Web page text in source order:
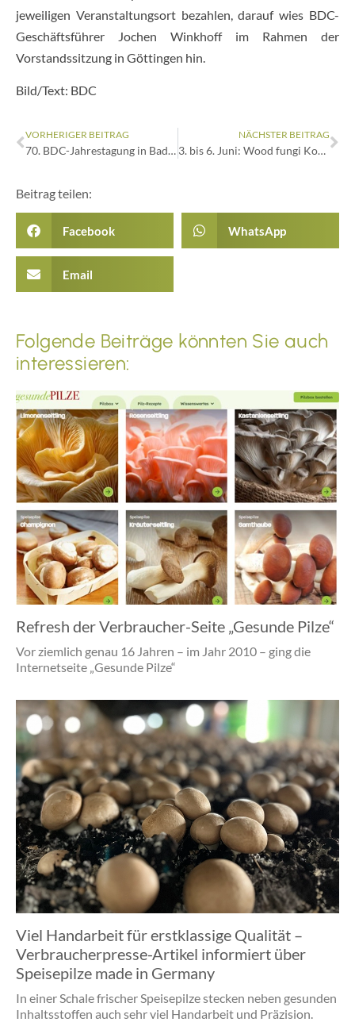
jeweiligen Veranstaltungsort bezahlen, darauf wies BDC-
Geschäftsführer Jochen Winkhoff im Rahmen der
Vorstandssitzung in Göttingen hin.
Bild/Text: BDC
VORHERIGER BEITRAG
70. BDC-Jahrestagung in Bad Zwischenahn
NÄCHSTER BEITRAG
3. bis 6. Juni: Wood fungi Konferenz in Gent
Beitrag teilen:
Facebook WhatsApp
Email
Folgende Beiträge könnten Sie auch
interessieren:
Refresh der Verbraucher-Seite „Gesunde Pilze“
Vor ziemlich genau 16 Jahren – im Jahr 2010 – ging die
Internetseite „Gesunde Pilze“
Viel Handarbeit für erstklassige Qualität –
Verbraucherpresse-Artikel informiert über
Speisepilze made in Germany
In einer Schale frischer Speisepilze stecken neben gesunden
Inhaltsstoffen auch sehr viel Handarbeit und Präzision.